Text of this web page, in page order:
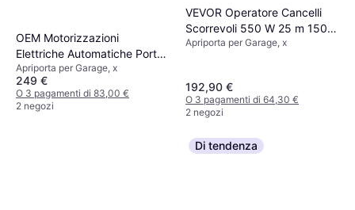
OEM Motorizzazioni
Elettriche Automatiche Porte
Garage 3 Metri
Apriporta per Garage, x
249 €
O 3 pagamenti di 83,00 €
2 negozi
VEVOR Operatore Cancelli
Scorrevoli 550 W 25 m 1500
kg
Apriporta per Garage, x
192,90 €
O 3 pagamenti di 64,30 €
2 negozi
Di tendenza